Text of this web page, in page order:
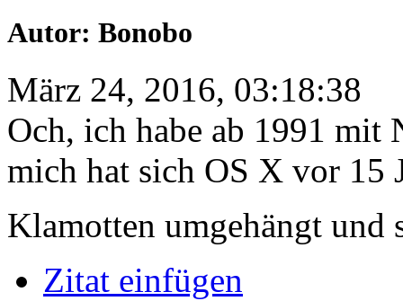
Autor: Bonobo
März 24, 2016, 03:18:38
Och, ich habe ab 1991 mit
mich hat sich OS X vor 15
Klamotten umgehängt und
Zitat einfügen